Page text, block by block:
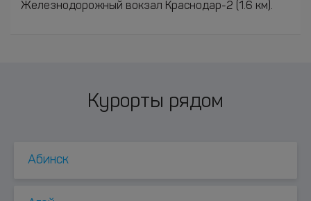
Железнодорожный вокзал Краснодар-2 (1.6 км).
Курорты рядом
Абинск